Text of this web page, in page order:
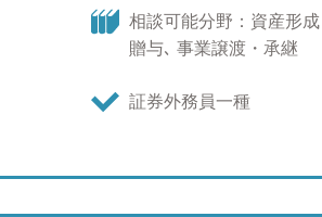
長期での運用目標を見据え
となってきています。ただ、
営業ノルマもありませんから
和６１年９月１３日生まれ
相談可能分野：資産形
贈与､ 事業譲渡・承継
証券外務員一種